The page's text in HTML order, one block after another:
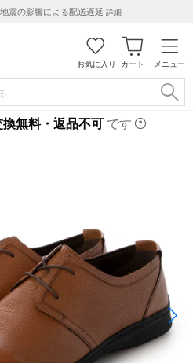
震の影響による配送遅延 詳細
メニュー
カート
お気に入り
無料・返品不可 です